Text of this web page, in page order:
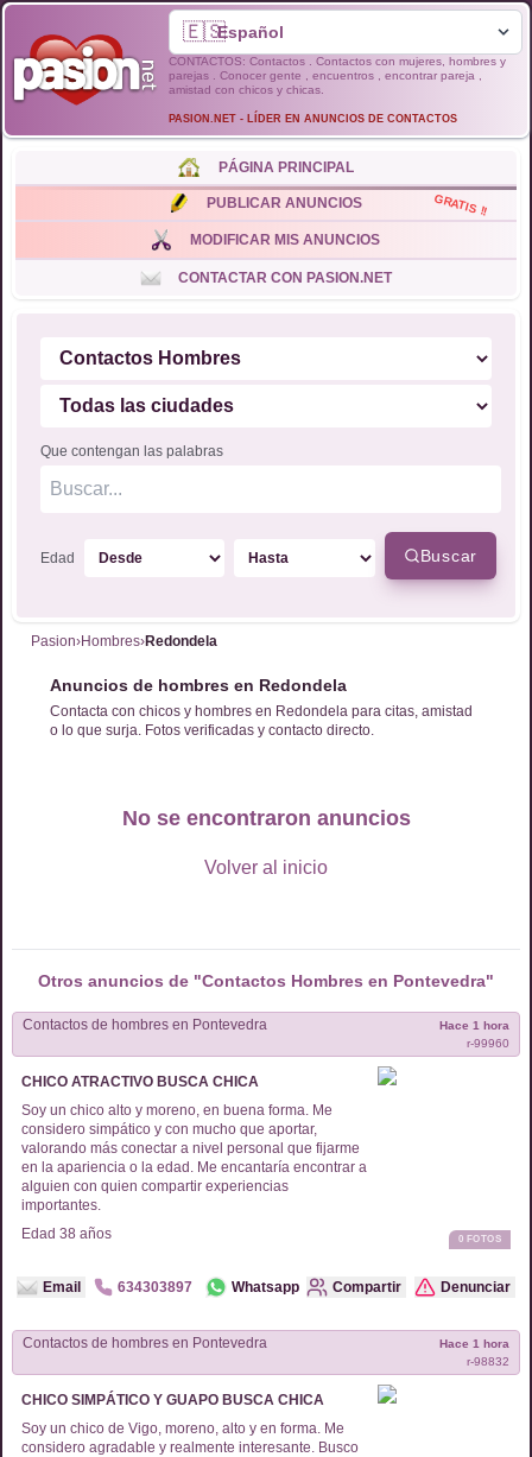
🇪🇸
CONTACTOS: Contactos . Contactos con mujeres, hombres y
parejas . Conocer gente , encuentros , encontrar pareja ,
amistad con chicos y chicas.
PASION.NET - LÍDER EN ANUNCIOS DE CONTACTOS
Que contengan las palabras
Edad Buscar
Pasion›Hombres›Redondela
Anuncios de hombres en Redondela
Contacta con chicos y hombres en Redondela para citas, amistad
o lo que surja. Fotos verificadas y contacto directo.
No se encontraron anuncios
Volver al inicio
Otros anuncios de "Contactos Hombres en Pontevedra"
Contactos de hombres en Pontevedra
r-99960
Hace 1 hora
CHICO ATRACTIVO BUSCA CHICA
Soy un chico alto y moreno, en buena forma. Me
considero simpático y con mucho que aportar,
valorando más conectar a nivel personal que fijarme
en la apariencia o la edad. Me encantaría encontrar a
alguien con quien compartir experiencias
importantes.
Edad 38 años 0 FOTOS
Email 634303897 Whatsapp Compartir Denunciar
Contactos de hombres en Pontevedra
r-98832
Hace 1 hora
CHICO SIMPÁTICO Y GUAPO BUSCA CHICA
Soy un chico de Vigo, moreno, alto y en forma. Me
considero agradable y realmente interesante. Busco
PÁGINA PRINCIPAL
PUBLICAR ANUNCIOS GRATIS !!
MODIFICAR MIS ANUNCIOS
CONTACTAR CON PASION.NET